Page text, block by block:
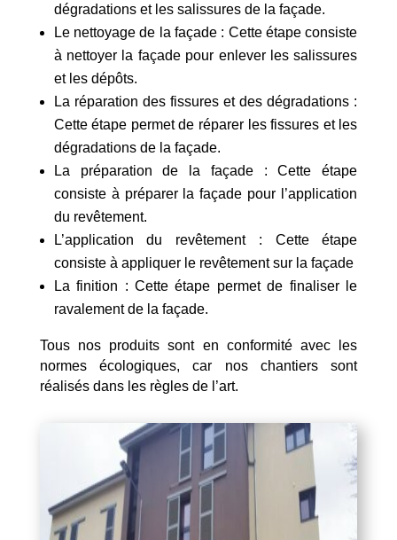
dégradations et les salissures de la façade.
Le nettoyage de la façade : Cette étape consiste
à nettoyer la façade pour enlever les salissures
et les dépôts.
La réparation des fissures et des dégradations :
Cette étape permet de réparer les fissures et les
dégradations de la façade.
La préparation de la façade : Cette étape
consiste à préparer la façade pour l’application
du revêtement.
L’application du revêtement : Cette étape
consiste à appliquer le revêtement sur la façade
La finition : Cette étape permet de finaliser le
ravalement de la façade.
Tous nos produits sont en conformité avec les
normes écologiques, car nos chantiers sont
réalisés dans les règles de l’art.